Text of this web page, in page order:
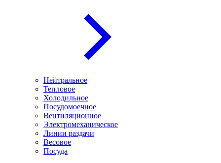
Нейтральное
Тепловое
Холодильное
Посудомоечное
Вентиляционное
Электромеханическое
Линии раздачи
Весовое
Посуда